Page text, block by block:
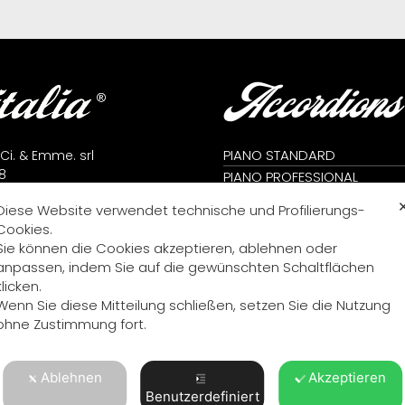
& Emme. srl
(AN) - Italy
7823666
7824392
Accordions
PIANO STANDARD
PIANO PROFESSIONAL
CROMATIC PROFESSIONAL
CROMATIC KONVERTER
PIANO KONVERTER
Website verwendet technische und Profilierungs-
können die Cookies akzeptieren, ablehnen oder
indem Sie auf die gewünschten Schaltflächen
Sie diese Mitteilung schließen, setzen Sie die Nutzung
Zustimmung fort.
Ablehnen
Benutzerdefiniert
Akzeptieren